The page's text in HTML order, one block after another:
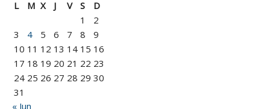
L
M X J V S
D
1
2
3
4 5 6 7 8
9
10 11 12 13 14 15 16
17 18 19 20 21 22 23
24 25 26 27 28 29 30
31
« Jun